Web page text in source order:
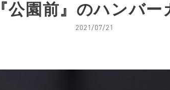
『公園前』のハンバー
2021/07/21